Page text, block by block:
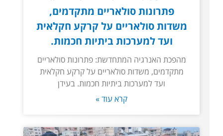
פתרונות סולאריים מתקדמים,
משדות סולאריים על קרקע חקלאית
ועד למערכות ביתיות חכמות.
מהפכת האנרגיה המתחדשת: פתרונות סולאריים
מתקדמים, משדות סולאריים על קרקע חקלאית
ועד למערכות ביתיות חכמות. בעידן
קרא עוד »